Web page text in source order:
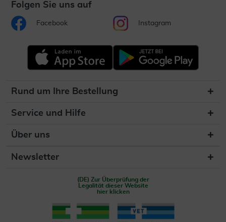
Folgen Sie uns auf
Facebook Instagram
Rund um Ihre Bestellung
Service und Hilfe
Über uns
Newsletter
(DE) Zur Überprüfung der
Legalität dieser Website
hier klicken